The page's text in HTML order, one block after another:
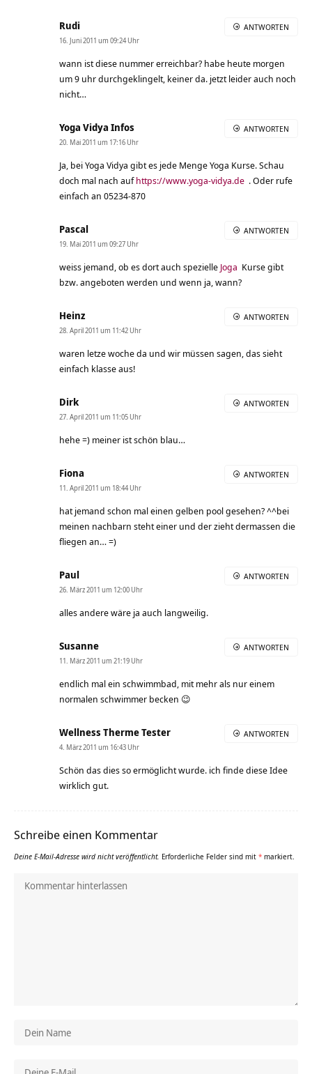
Rudi
16. Juni 2011 um 09:24 Uhr
wann ist diese nummer erreichbar? habe heute morgen
um 9 uhr durchgeklingelt, keiner da. jetzt leider auch noch
nicht…
ANTWORTEN
Yoga Vidya Infos
20. Mai 2011 um 17:16 Uhr
Ja, bei Yoga Vidya gibt es jede Menge Yoga Kurse. Schau
doch mal nach aufhttps://www.yoga-vidya.de . Oder rufe
einfach an 05234-870
ANTWORTEN
Pascal
19. Mai 2011 um 09:27 Uhr
weiss jemand, ob es dort auch spezielle Joga Kurse gibt
bzw. angeboten werden und wenn ja, wann?
ANTWORTEN
Heinz
28. April 2011 um 11:42 Uhr
waren letze woche da und wir müssen sagen, das sieht
einfach klasse aus!
ANTWORTEN
Dirk
27. April 2011 um 11:05 Uhr
hehe =) meiner ist schön blau…
ANTWORTEN
Fiona
11. April 2011 um 18:44 Uhr
hat jemand schon mal einen gelben pool gesehen? ^^bei
meinen nachbarn steht einer und der zieht dermassen die
fliegen an… =)
ANTWORTEN
Paul
26. März 2011 um 12:00 Uhr
alles andere wäre ja auch langweilig.
ANTWORTEN
Susanne
11. März 2011 um 21:19 Uhr
endlich mal ein schwimmbad, mit mehr als nur einem
normalen schwimmer becken 😉
ANTWORTEN
Wellness Therme Tester
4. März 2011 um 16:43 Uhr
Schön das dies so ermöglicht wurde. ich finde diese Idee
wirklich gut.
ANTWORTEN
Schreibe einen Kommentar
Deine E-Mail-Adresse wird nicht veröffentlicht. Erforderliche Felder sind mit * markiert.